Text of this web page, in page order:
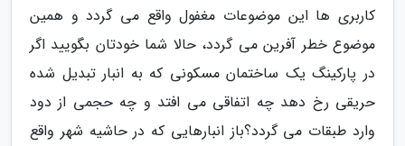
کاربری ها این موضوعات مغفول واقع می گردد و همین
موضوع خطر آفرین می گردد، حالا شما خودتان بگویید اگر
در پارکینگ یک ساختمان مسکونی که به انبار تبدیل شده
حریقی رخ دهد چه اتفاقی می افتد و چه حجمی از دود
وارد طبقات می گردد؟باز انبارهایی که در حاشیه شهر واقع